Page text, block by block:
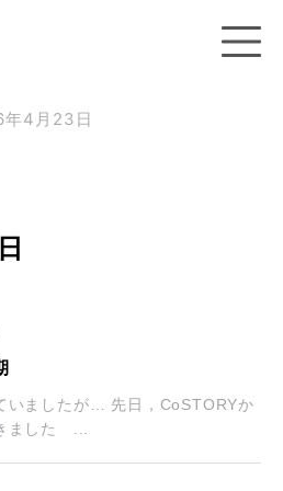
4月23日
いましたが… 先日，CoSTORYか
ました ...